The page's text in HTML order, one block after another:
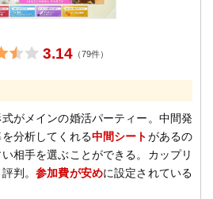
3.14（79件）
がメインの婚活パーティー。中間発
分析してくれる中間シートがあるの
相手を選ぶことができる。カップリ
判。参加費が安めに設定されている